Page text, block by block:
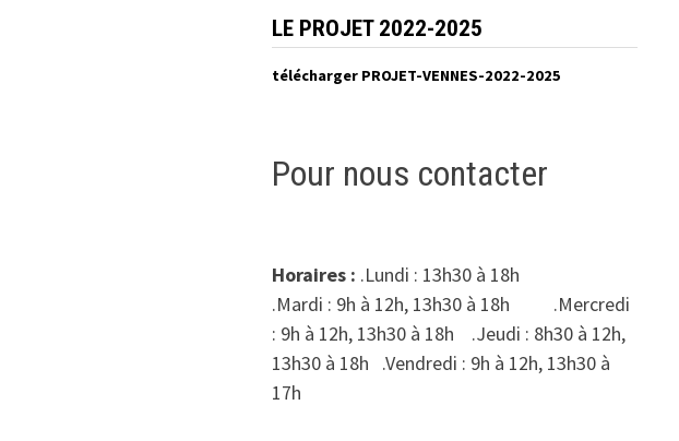
LE PROJET 2022-2025
télécharger PROJET-VENNES-2022-2025
Pour nous contacter
Horaires : .Lundi : 13h30 à 18h
.Mardi : 9h à 12h, 13h30 à 18h .Mercredi
: 9h à 12h, 13h30 à 18h .Jeudi : 8h30 à 12h,
13h30 à 18h .Vendredi : 9h à 12h, 13h30 à
17h